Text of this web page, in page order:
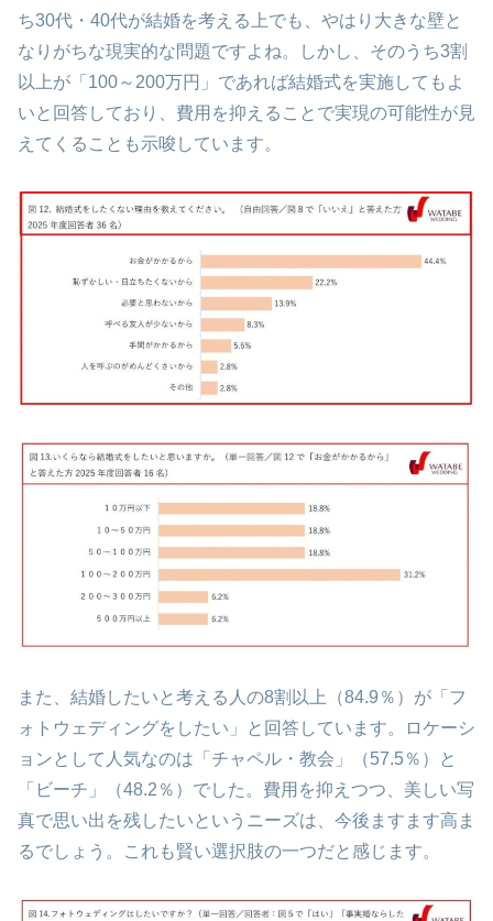
ち30代・40代が結婚を考える上でも、やはり大きな壁と
なりがちな現実的な問題ですよね。しかし、そのうち3割
以上が「100～200万円」であれば結婚式を実施してもよ
いと回答しており、費用を抑えることで実現の可能性が見
えてくることも示唆しています。
また、結婚したいと考える人の8割以上（84.9％）が「フ
ォトウェディングをしたい」と回答しています。ロケーシ
ョンとして人気なのは「チャペル・教会」（57.5％）と
「ビーチ」（48.2％）でした。費用を抑えつつ、美しい写
真で思い出を残したいというニーズは、今後ますます高ま
るでしょう。これも賢い選択肢の一つだと感じます。